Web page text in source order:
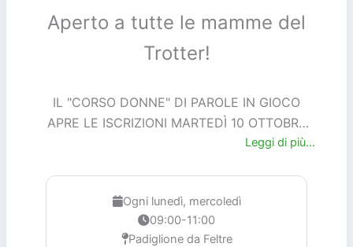
Aperto a tutte le mamme del
Trotter!
IL "CORSO DONNE" DI PAROLE IN GIOCO
APRE LE ISCRIZIONI MARTEDÌ 10 OTTOBRE
DALLE ORE 15,30 ALLE 17.30 PRESSO IL
Leggi di più...
Ogni lunedì, mercoledì
09:00-11:00
Padiglione da Feltre